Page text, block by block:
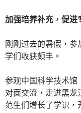
加强培养补充，促进
刚刚过去的暑假，参
学们收获颇丰。
参观中国科学技术馆
对面交流，走进黑
范生们增长了学识，